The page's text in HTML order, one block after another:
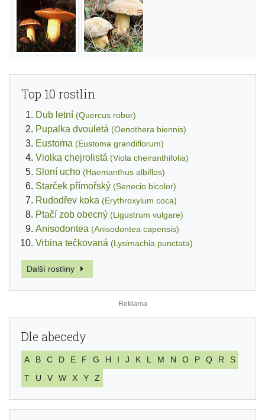
Top 10 rostlin
Dub letní (Quercus robur)
Pupalka dvouletá (Oenothera biennis)
Eustoma (Eustoma grandiflorum)
Violka chejrolistá (Viola cheiranthifolia)
Sloní ucho (Haemanthus albiflos)
Starček přímořský (Senecio bicolor)
Rudodřev koka (Erythroxylum coca)
Ptačí zob obecný (Ligustrum vulgare)
Anisodontea (Anisodontea capensis)
Vrbina tečkovaná (Lysimachia punctata)
Další rostliny
Dle abecedy
A B C D E F G H I J K L M N O P Q R
S
T
U V W X Y Z